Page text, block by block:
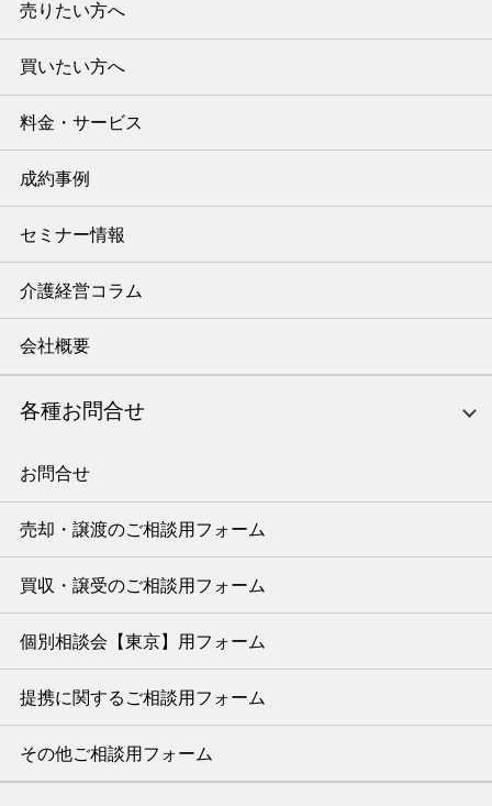
売りたい方へ
買いたい方へ
料金・サービス
成約事例
セミナー情報
介護経営コラム
会社概要
各種お問合せ
お問合せ
売却・譲渡のご相談用フォーム
買収・譲受のご相談用フォーム
個別相談会【東京】用フォーム
提携に関するご相談用フォーム
その他ご相談用フォーム